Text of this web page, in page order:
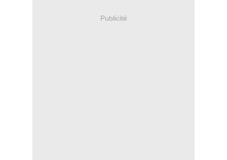
Publicité